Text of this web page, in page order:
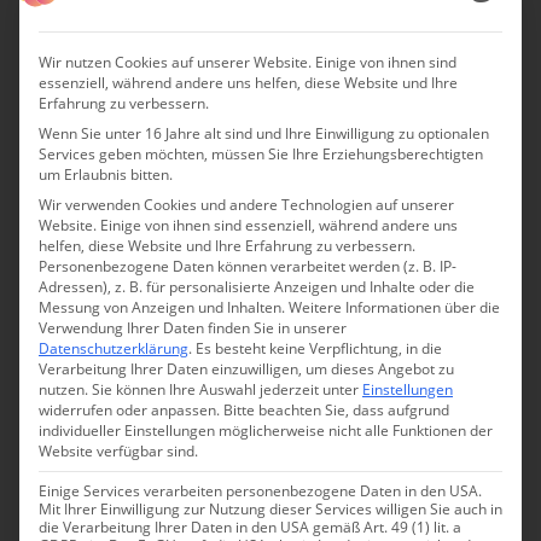
Gemüter, ja sogar hübsche Frauenzimmer in der Lage sein
werden, ohne mehr Beschwerlichkeiten und
Unannehmlichkeiten nach Palma zu fahren als heutzutage
nach Genf.“
Auch wenn sich George Sand als verwöhnte Städterin
diesen Komfort wohl selbst schon zu ihrer Reisezeit
gewünscht hätte, sieht sie die von ihr vermuteten
Entwicklung dennoch kritisch.
„Ich spreche mich weiß Gott nicht dagegen aus, dass
Menschen in größeren Mengen auf Reisen gehen. Aber
wenn die menschliche Intelligenz und Moral genauso
schnell vorankommen sollen wie die Industrie, so möchte
ich meinen, dass es nicht die Aufgabe der Eisenbahn sein
Wir nutzen Cookies auf unserer Website. Einige von ihnen sind
essenziell, während andere uns helfen, diese Website und Ihre
Erfahrung zu verbessern.
Wenn Sie unter 16 Jahre alt sind und Ihre Einwilligung zu optionalen
Services geben möchten, müssen Sie Ihre Erziehungsberechtigten
um Erlaubnis bitten.
Wir verwenden Cookies und andere Technologien auf unserer
Website. Einige von ihnen sind essenziell, während andere uns
helfen, diese Website und Ihre Erfahrung zu verbessern.
Personenbezogene Daten können verarbeitet werden (z. B. IP-
Adressen), z. B. für personalisierte Anzeigen und Inhalte oder die
Messung von Anzeigen und Inhalten.Weitere Informationen über die
Verwendung Ihrer Daten finden Sie in unserer
Datenschutzerklärung. Es besteht keine Verpflichtung, in die
Verarbeitung Ihrer Daten einzuwilligen, um dieses Angebot zu
nutzen.Sie können Ihre Auswahl jederzeit unter Einstellungen
widerrufen oder anpassen. Bitte beachten Sie, dass aufgrund
individueller Einstellungen möglicherweise nicht alle Funktionen der
Website verfügbar sind.
Einige Services verarbeiten personenbezogene Daten in den USA.
Mit Ihrer Einwilligung zur Nutzung dieser Services willigen Sie auch in
die Verarbeitung Ihrer Daten in den USA gemäß Art. 49 (1) lit. a